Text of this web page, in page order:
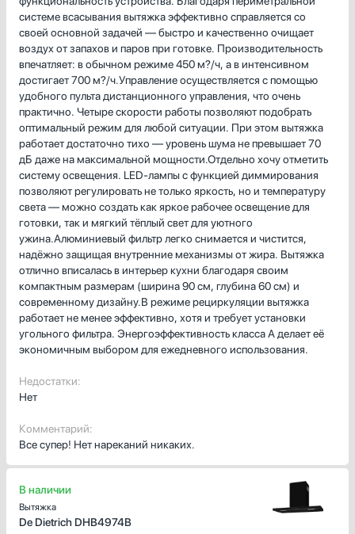
системе всасывания вытяжка эффективно справляется со
своей основной задачей — быстро и качественно очищает
воздух от запахов и паров при готовке. Производительность
впечатляет: в обычном режиме 450 м?/ч, а в интенсивном
достигает 700 м?/ч.Управление осуществляется с помощью
удобного пульта дистанционного управления, что очень
практично. Четыре скорости работы позволяют подобрать
оптимальный режим для любой ситуации. При этом вытяжка
работает достаточно тихо — уровень шума не превышает 70
дБ даже на максимальной мощности.Отдельно хочу отметить
систему освещения. LED-лампы с функцией диммирования
позволяют регулировать не только яркость, но и температуру
света — можно создать как яркое рабочее освещение для
готовки, так и мягкий тёплый свет для уютного
ужина.Алюминиевый фильтр легко снимается и чистится,
надёжно защищая внутренние механизмы от жира. Вытяжка
отлично вписалась в интерьер кухни благодаря своим
компактным размерам (ширина 90 см, глубина 60 см) и
современному дизайну.В режиме рециркуляции вытяжка
работает не менее эффективно, хотя и требует установки
угольного фильтра. Энергоэффективность класса А делает её
экономичным выбором для ежедневного использования.
Недостатки:
Нет
Комментарий:
Все супер! Нет нареканий никаких.
В наличии
Вытяжка
De Dietrich DHB4974B